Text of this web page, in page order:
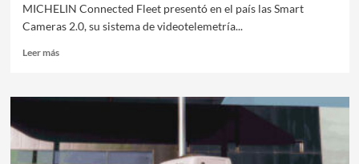
MICHELIN Connected Fleet presentó en el país las Smart
Cameras 2.0, su sistema de videotelemetría...
Leer másLeer
Cámaras
de
MICHELIN